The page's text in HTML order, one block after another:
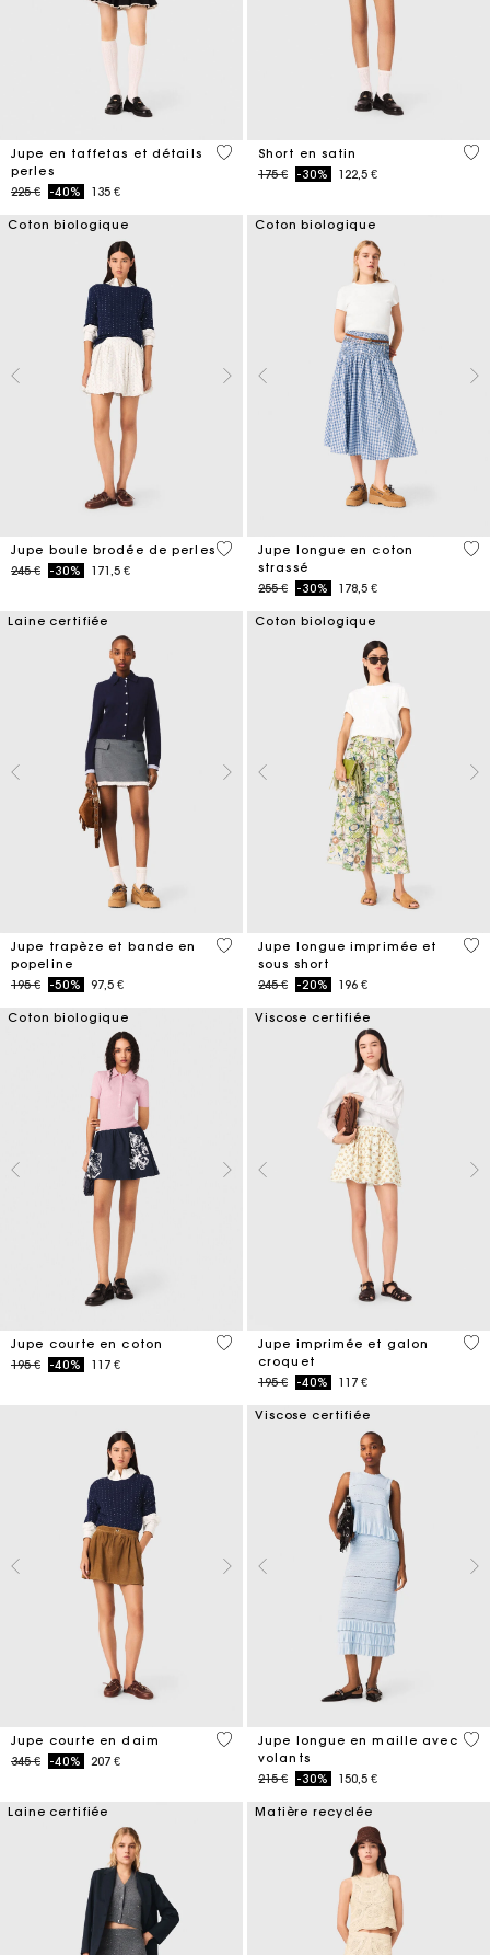
Jupe en taffetas et détails
perles
Price reduced from
225 €to-40% 135 €
4,7 out of 5 Customer Rating
Short en satin
Price reduced from
175 €to-30% 122,5 €
5
Coton biologique
Jupe boule brodée de perles
Price reduced from
245 €to-30% 171,5 €
5 out of 5 Customer Rating
Coton biologique
Jupe longue en coton
strassé
Price reduced from
255 €to-30% 178,5 €
4,5
Laine certifiée
Jupe trapèze et bande en
popeline
Price reduced from
195 €to-50% 97,5 €
3,3 out of 5 Customer Rating
Coton biologique
Jupe longue imprimée et
sous short
Price reduced from
245 €to-20% 196 €
3,7
Coton biologique
Jupe courte en coton
Price reduced from
195 €to-40% 117 €
4,2 out of 5 Customer Rating
Viscose certifiée
Jupe imprimée et galon
croquet
Price reduced from
195 €to-40% 117 €
5
Jupe courte en daim
Price reduced from
345 €to-40% 207 €
3,7 out of 5 Customer Rating
Viscose certifiée
Jupe longue en maille avec
volants
Price reduced from
215 €to-30% 150,5 €
4,1
Laine certifiée Matière recyclée